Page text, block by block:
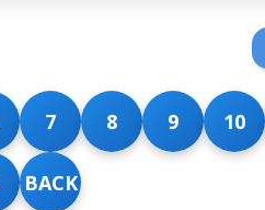
7 8 9 10
BACK